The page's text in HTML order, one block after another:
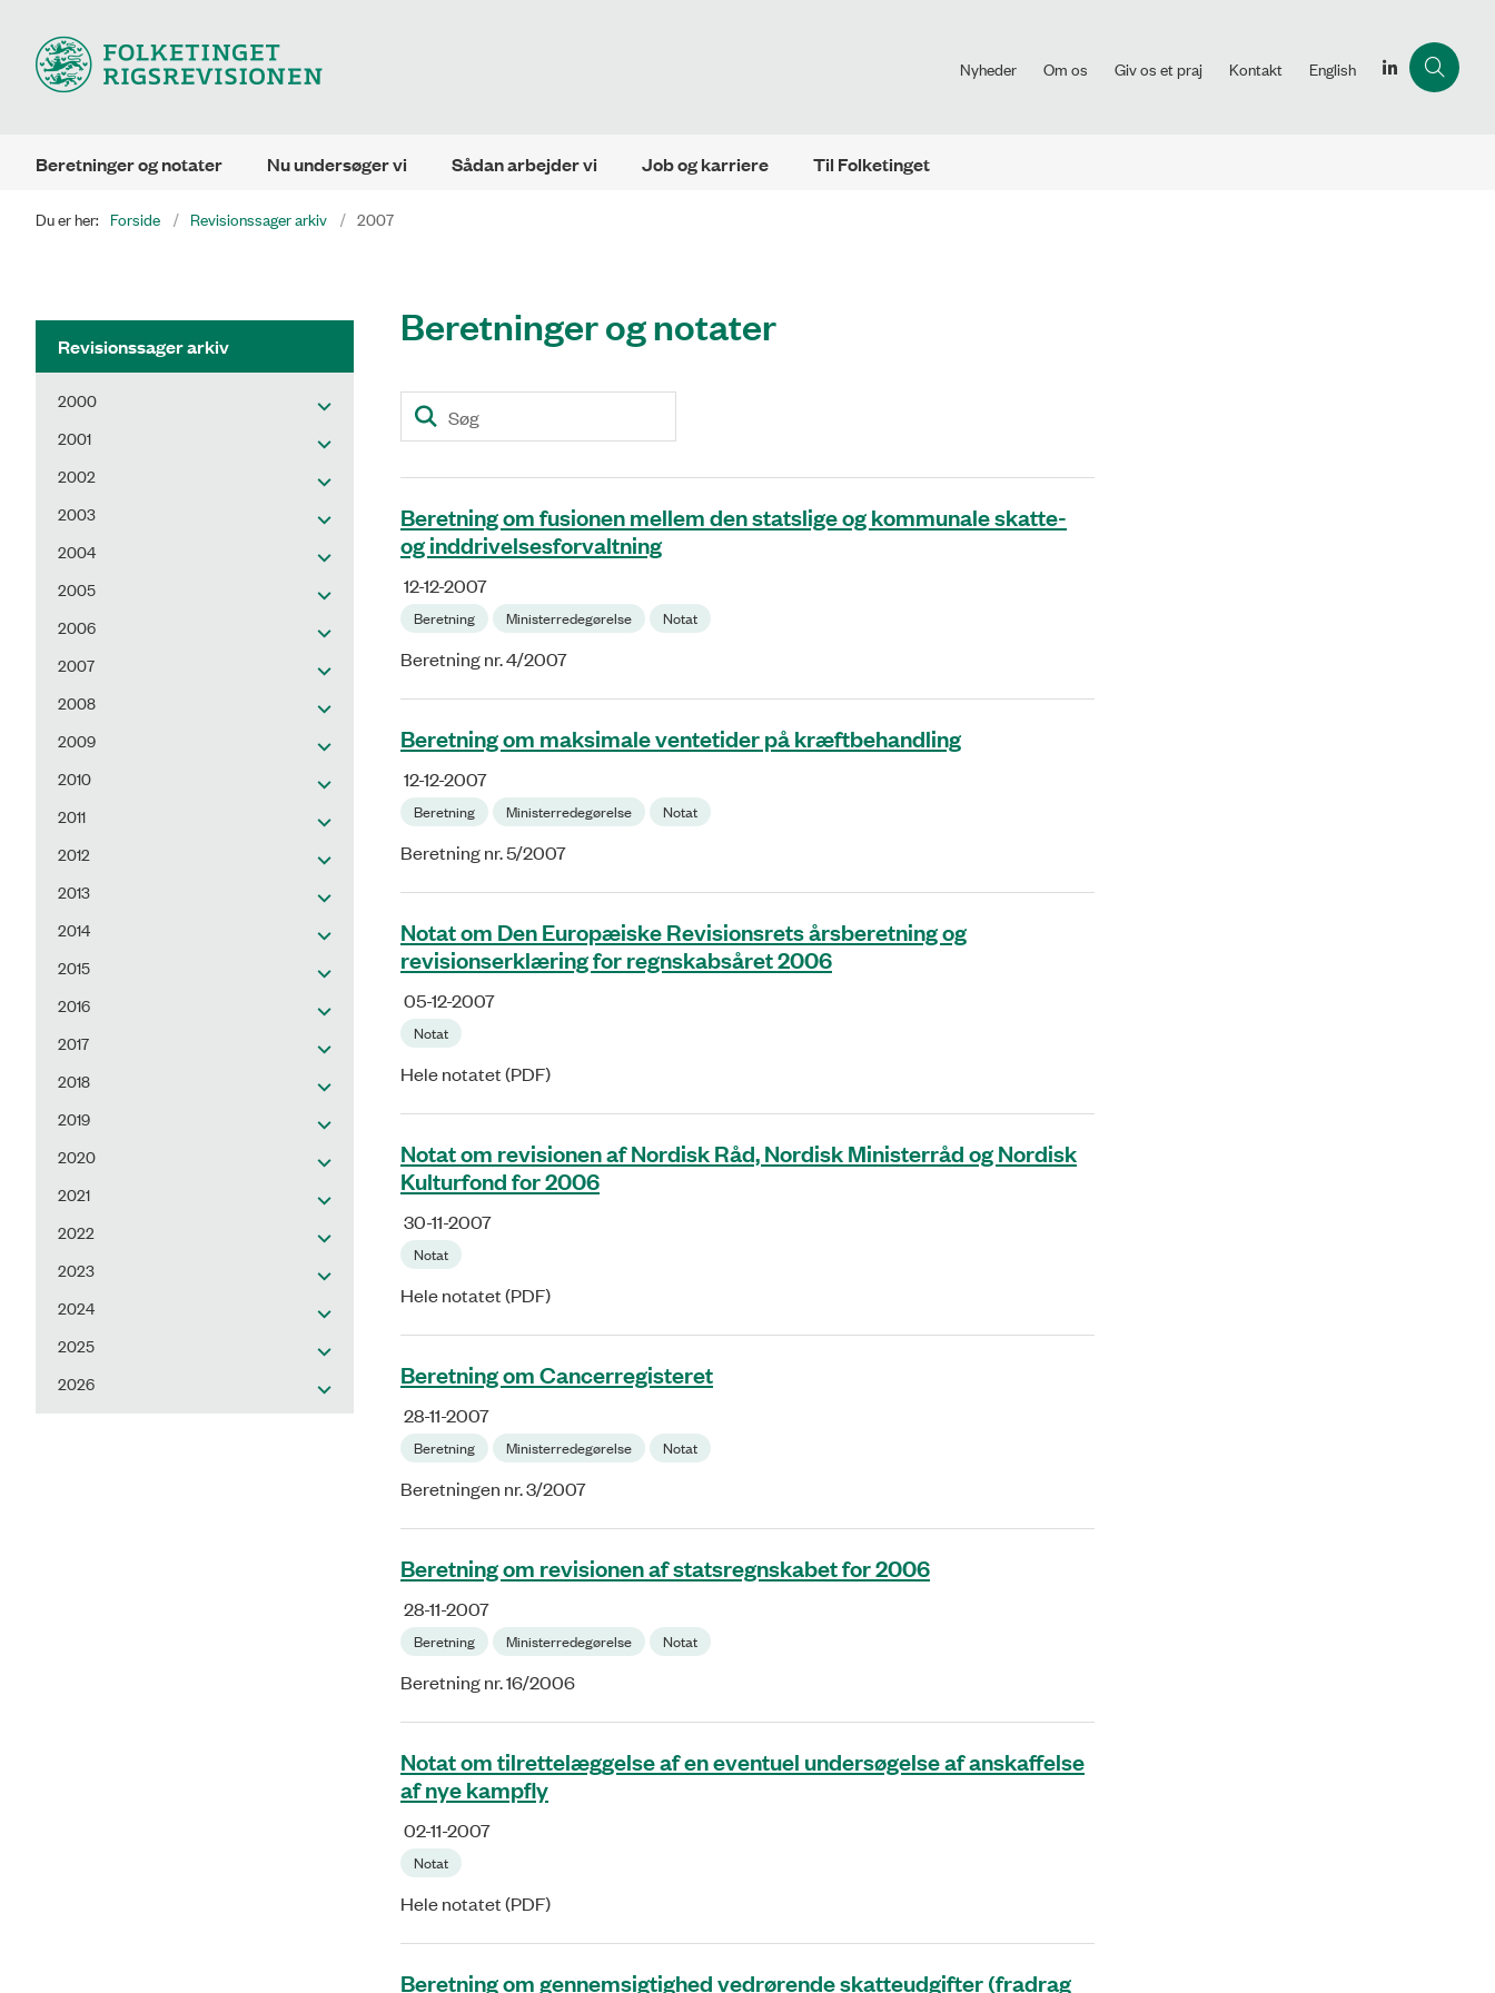
Nyheder Om os Giv os et praj Kontakt English
Beretninger og notater Nu undersøger vi Sådan arbejder vi Job og karriere Til Folketinget
Du er her: Forside Revisionssager arkiv 2007
Revisionssager arkiv
2000
2001
2002
2003
2004
2005
2006
2007
2008
2009
2010
2011
2012
2013
2014
2015
2016
2017
2018
2019
2020
2021
2022
2023
2024
2025
2026
Beretninger og notater
Beretning om fusionen mellem den statslige og kommunale skatte-
og inddrivelsesforvaltning
12-12-2007
Beretning Ministerredegørelse Notat
Beretning nr. 4/2007
Beretning om maksimale ventetider på kræftbehandling
12-12-2007
Beretning Ministerredegørelse Notat
Beretning nr. 5/2007
Notat om Den Europæiske Revisionsrets årsberetning og
revisionserklæring for regnskabsåret 2006
05-12-2007
Notat
Hele notatet (PDF)
Notat om revisionen af Nordisk Råd, Nordisk Ministerråd og Nordisk
Kulturfond for 2006
30-11-2007
Notat
Hele notatet (PDF)
Beretning om Cancerregisteret
28-11-2007
Beretning Ministerredegørelse Notat
Beretningen nr. 3/2007
Beretning om revisionen af statsregnskabet for 2006
28-11-2007
Beretning Ministerredegørelse Notat
Beretning nr. 16/2006
Notat om tilrettelæggelse af en eventuel undersøgelse af anskaffelse
af nye kampfly
02-11-2007
Notat
Hele notatet (PDF)
Beretning om gennemsigtighed vedrørende skatteudgifter (fradrag